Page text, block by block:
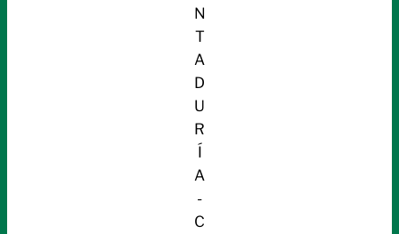
N
T
A
D
U
R
Í
A
-
C